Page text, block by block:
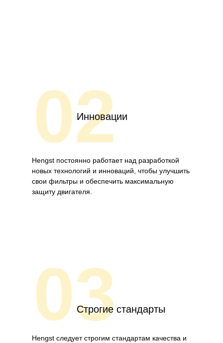
02
Инновации
Hengst постоянно работает над разработкой
новых технологий и инноваций, чтобы улучшить
свои фильтры и обеспечить максимальную
защиту двигателя.
03Строгие стандарты
Hengst следует строгим стандартам качества и